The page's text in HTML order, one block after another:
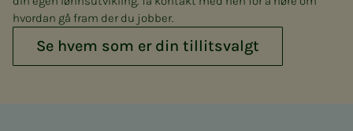
hvordan gå fram der du jobber.
Se hvem som er din tillitsvalgt